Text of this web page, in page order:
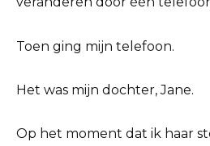
Toen ging mijn telefoon.
Het was mijn dochter, Jane.
Op het moment dat ik haar